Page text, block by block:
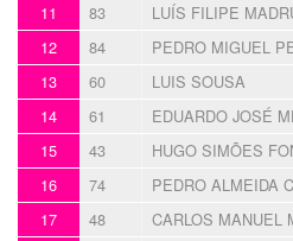
11 83 LUÍS FILIPE
12 84 PEDRO MIGUEL
13 60 LUIS SOUSA
14 61 EDUARDO JOSÉ
15 43 HUGO SIMÕES
16 74 PEDRO ALMEIDA
17 48 CARLOS MANUEL